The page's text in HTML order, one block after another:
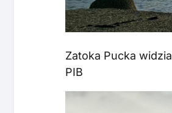
Zatoka Pucka
PIB